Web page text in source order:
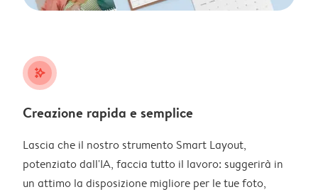
stars_plus
Creazione rapida e semplice
Lascia che il nostro strumento Smart Layout,
potenziato dall'IA, faccia tutto il lavoro: suggerirà in
un attimo la disposizione migliore per le tue foto,